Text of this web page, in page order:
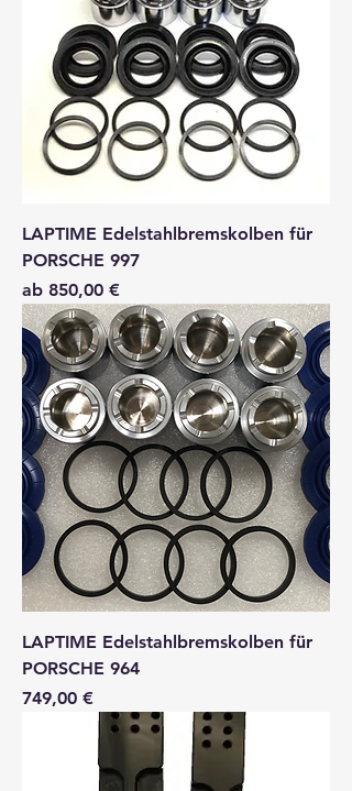
LAPTIME Edelstahlbremskolben für
PORSCHE 997
ab 850,00 €
Sale-Preis
LAPTIME Edelstahlbremskolben für
PORSCHE 964
Preis
749,00 €